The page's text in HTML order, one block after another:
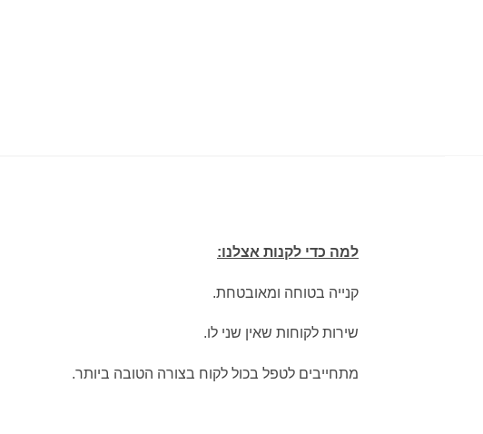
למה כדי לקנות אצלנו:
קנייה בטוחה ומאובטחת.
שירות לקוחות שאין שני לו.
מתחייבים לטפל בכול לקוח בצורה הטובה ביותר.